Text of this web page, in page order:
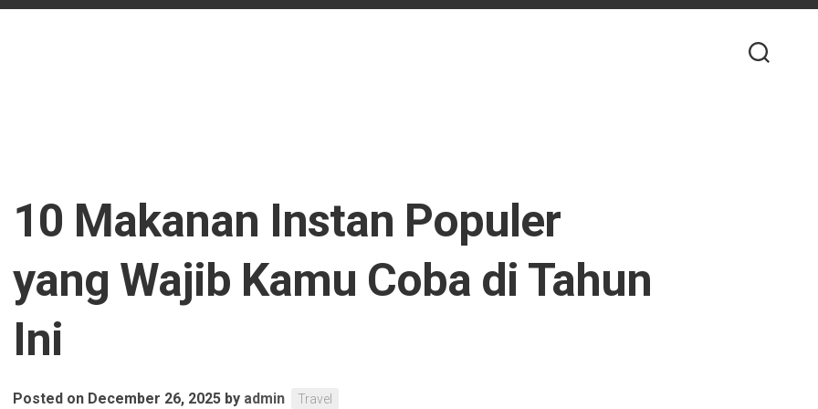
10 Makanan Instan Populer
yang Wajib Kamu Coba di Tahun
Ini
Posted on December 26, 2025 by admin Travel